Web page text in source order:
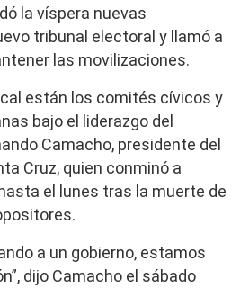
la víspera nuevas
tribunal electoral y llamó a
las movilizaciones.
están los comités cívicos y
bajo el liderazgo del
Camacho, presidente del
Cruz, quien conminó a
el lunes tras la muerte de
a un gobierno, estamos
dijo Camacho el sábado